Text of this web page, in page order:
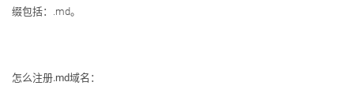
缀包括：.md。
怎么注册.md域名：